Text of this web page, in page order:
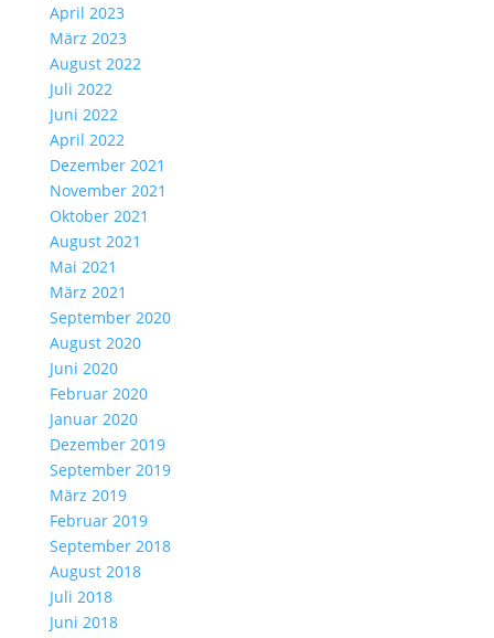
April 2023
März 2023
August 2022
Juli 2022
Juni 2022
April 2022
Dezember 2021
November 2021
Oktober 2021
August 2021
Mai 2021
März 2021
September 2020
August 2020
Juni 2020
Februar 2020
Januar 2020
Dezember 2019
September 2019
März 2019
Februar 2019
September 2018
August 2018
Juli 2018
Juni 2018